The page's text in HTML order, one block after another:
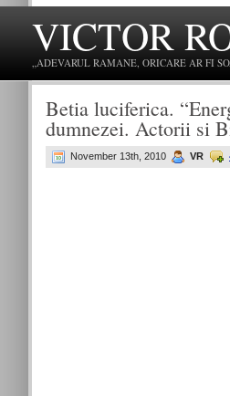
VICTOR
„ADEVARUL RAMANE, ORICARE AR FI
Betia luciferica.
dumnezei. Actorii si
November 13th, 2010 VR